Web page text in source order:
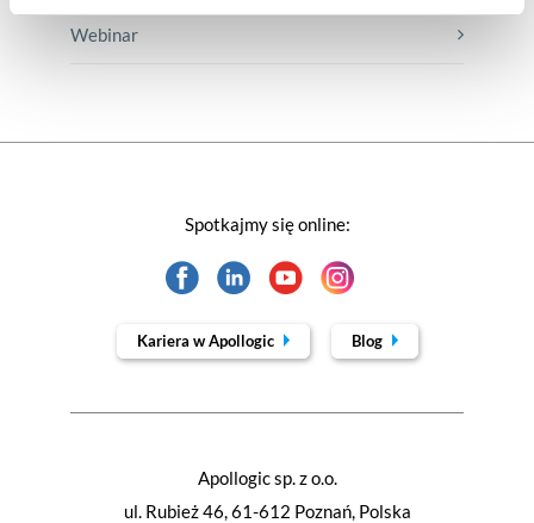
Webinar
Apollogic sp. z o.o.
ul. Rubież 46, 61-612 Poznań, Polska
Spotkajmy się online:
Kariera w Apollogic Blog